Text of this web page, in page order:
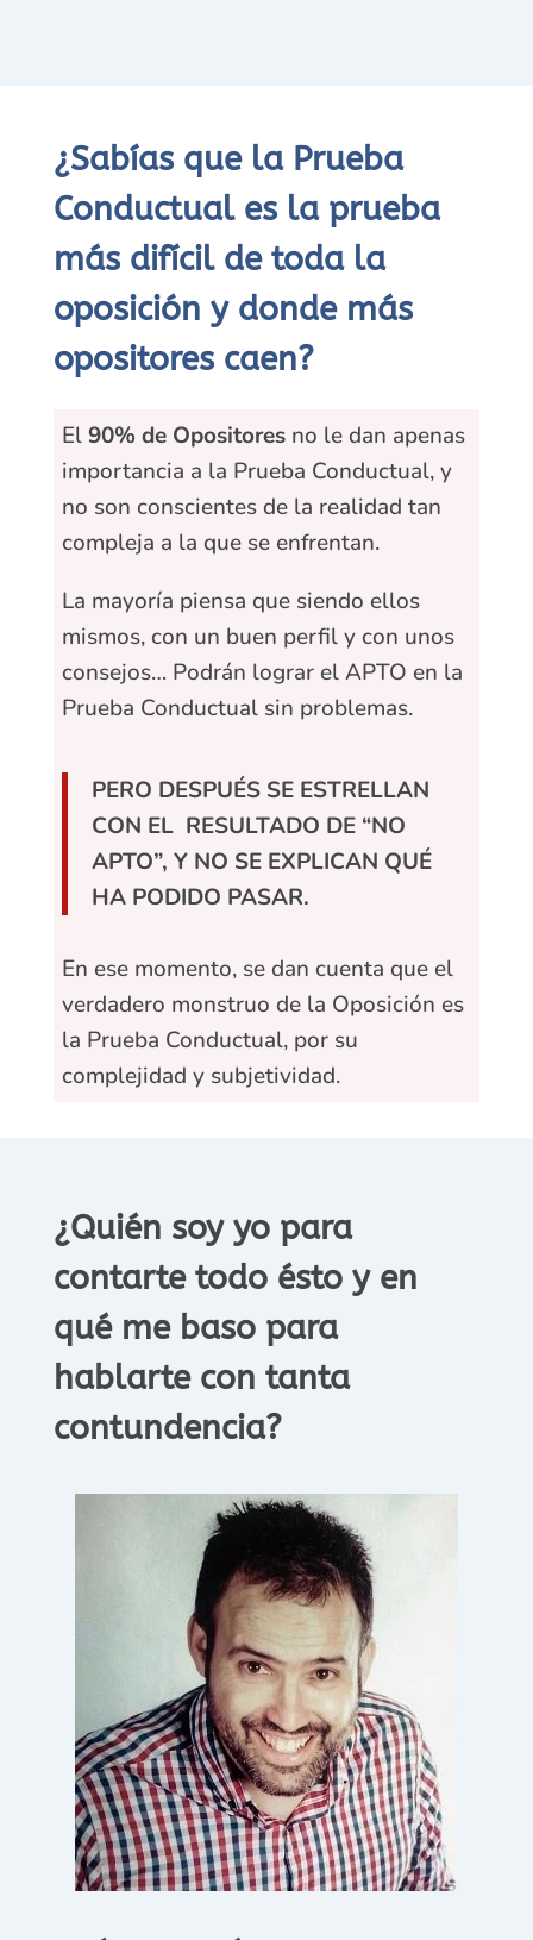
¿Sabías que la Prueba
Conductual es la prueba
más difícil de toda la
oposición y donde más
opositores caen?
El90% de Opositores no le dan apenas
importancia a la Prueba Conductual, y
no son conscientes de la realidad tan
compleja a la que se enfrentan.
La mayoría piensa que siendo ellos
mismos, con un buen perfil y con unos
consejos… Podrán lograr el APTO en la
Prueba Conductual sin problemas.
PERO DESPUÉS SE ESTRELLAN
CON EL RESULTADO DE “NO
APTO”, Y NO SE EXPLICAN QUÉ
HA PODIDO PASAR.
En ese momento, se dan cuenta que el
verdadero monstruo de la Oposición es
la Prueba Conductual, por su
complejidad y subjetividad.
¿Quién soy yo para
contarte todo ésto y en
qué me baso para
hablarte con tanta
contundencia?